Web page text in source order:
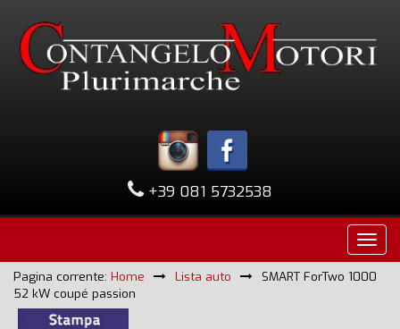
+39 081 5732538
Pagina corrente: Home Lista auto
SMART ForTwo 1000
52 kW coupé passion